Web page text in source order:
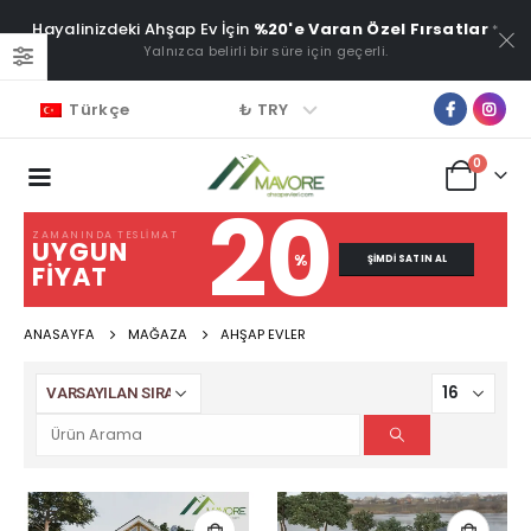
Hayalinizdeki Ahşap Ev İçin %20'e Varan Özel Fırsatlar *
Yalnızca belirli bir süre için geçerli.
Türkçe ₺ TRY
0
ZAMANINDA TESLIMAT
UYGUN
FIYAT 20
% ŞIMDI SATIN AL
ANASAYFA MAĞAZA AHŞAP EVLER